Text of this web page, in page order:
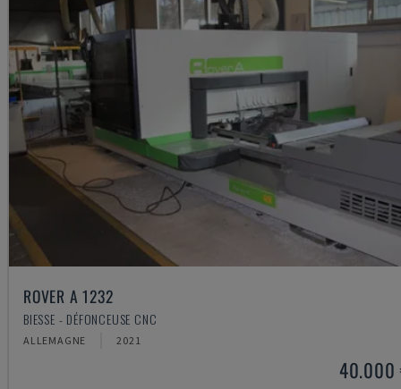
ROVER A 1232
BIESSE - DÉFONCEUSE CNC
ALLEMAGNE 2021
40.000